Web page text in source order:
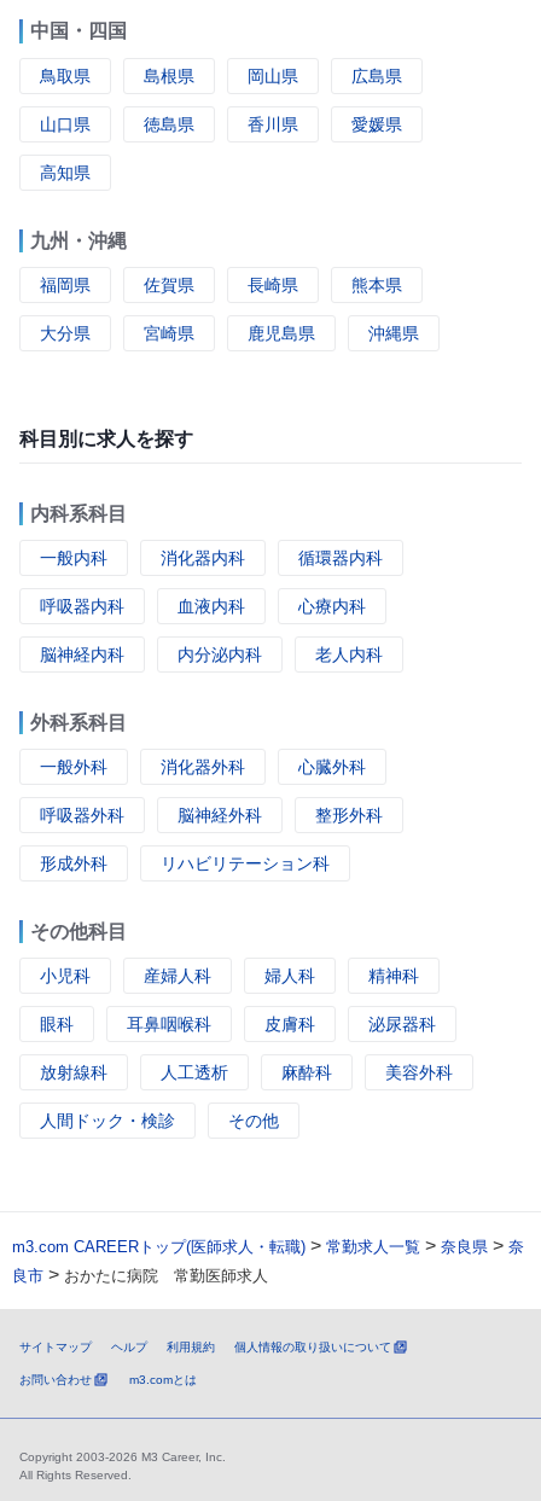
中国・四国
鳥取県 島根県 岡山県 広島県
山口県 徳島県 香川県 愛媛県
高知県
九州・沖縄
福岡県 佐賀県 長崎県 熊本県
大分県 宮崎県 鹿児島県 沖縄県
科目別に求人を探す
内科系科目
一般内科 消化器内科 循環器内科
呼吸器内科 血液内科 心療内科
脳神経内科 内分泌内科 老人内科
外科系科目
一般外科 消化器外科 心臓外科
呼吸器外科 脳神経外科 整形外科
形成外科 リハビリテーション科
その他科目
小児科 産婦人科 婦人科 精神科
眼科 耳鼻咽喉科 皮膚科 泌尿器科
放射線科 人工透析 麻酔科 美容外科
人間ドック・検診 その他
m3.com CAREERトップ(医師求人・転職) > 常勤求人一覧 > 奈良県 > 奈
良市 > おかたに病院 常勤医師求人
サイトマップ ヘルプ 利用規約 個人情報の取り扱いについて
お問い合わせ m3.comとは
Copyright 2003-2026 M3 Career, Inc.
All Rights Reserved.